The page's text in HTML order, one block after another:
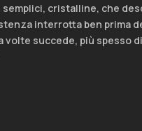
semplici, cristalline, che
interrotta ben prima
volte succede, più spesso